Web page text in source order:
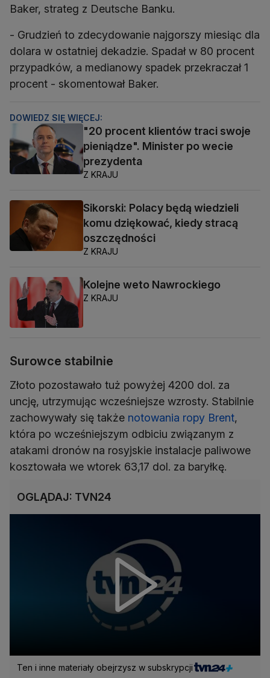
Baker, strateg z Deutsche Banku.
- Grudzień to zdecydowanie najgorszy miesiąc dla
dolara w ostatniej dekadzie. Spadał w 80 procent
przypadków, a medianowy spadek przekraczał 1
procent - skomentował Baker.
DOWIEDZ SIĘ WIĘCEJ:
"20 procent klientów traci swoje
pieniądze". Minister po wecie
prezydenta
Z KRAJU
Sikorski: Polacy będą wiedzieli
komu dziękować, kiedy stracą
oszczędności
Z KRAJU
Kolejne weto Nawrockiego
Z KRAJU
Surowce stabilnie
Złoto pozostawało tuż powyżej 4200 dol. za
uncję, utrzymując wcześniejsze wzrosty. Stabilnie
zachowywały się także notowania ropy Brent,
która po wcześniejszym odbiciu związanym z
atakami dronów na rosyjskie instalacje paliwowe
kosztowała we wtorek 63,17 dol. za baryłkę.
OGLĄDAJ: TVN24
Ten i inne materiały obejrzysz w subskrypcji